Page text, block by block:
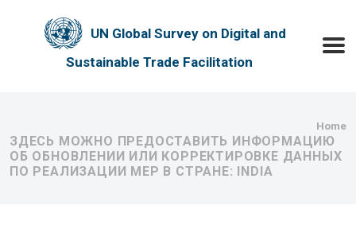
UN Global Survey on Digital and
Sustainable Trade Facilitation
Home
ЗДЕСЬ МОЖНО ПРЕДОСТАВИТЬ ИНФОРМАЦИЮ
ОБ ОБНОВЛЕНИИ ИЛИ КОРРЕКТИРОВКЕ ДАННЫХ
ПО РЕАЛИЗАЦИИ МЕР В СТРАНЕ: INDIA